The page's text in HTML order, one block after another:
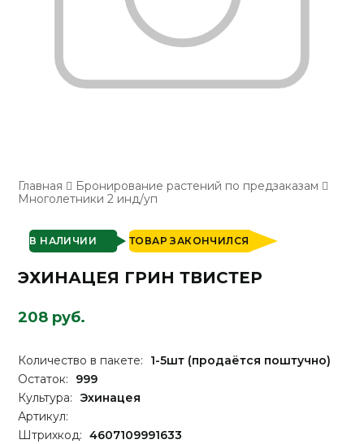
Главная
Бронирование растений по предзаказам
Многолетники 2 инд/уп
В НАЛИЧИИ ТОВАР ЗАКОНЧИЛСЯ
ЭХИНАЦЕЯ ГРИН ТВИСТЕР
208 руб.
Количество в пакете:
1-5шт (продаётся поштучно)
Остаток:
999
Культура:
Эхинацея
Артикул:
Штрихкод: 4607109991633